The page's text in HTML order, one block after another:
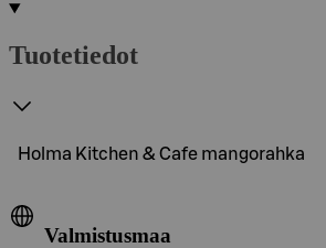
Tuotetiedot
Holma Kitchen & Cafe mangorahka
Valmistusmaa